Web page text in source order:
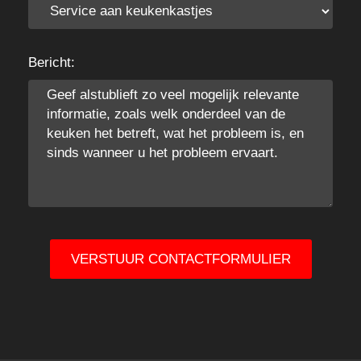
Bericht:
VERSTUUR CONTACTFORMULIER